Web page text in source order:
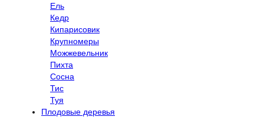
Ель
Кедр
Кипарисовик
Крупномеры
Можжевельник
Пихта
Сосна
Тис
Туя
Плодовые деревья